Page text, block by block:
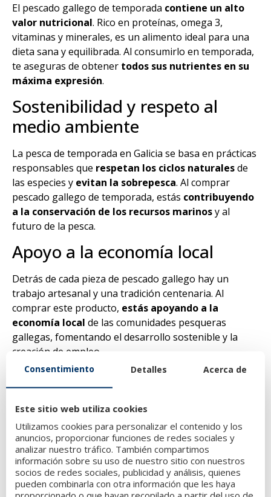
El pescado gallego de temporada contiene un alto
valor nutricional. Rico en proteínas, omega 3,
vitaminas y minerales, es un alimento ideal para una
dieta sana y equilibrada. Al consumirlo en temporada,
te aseguras de obtener todos sus nutrientes en su
máxima expresión.
Sostenibilidad y respeto al
medio ambiente
La pesca de temporada en Galicia se basa en prácticas
responsables que respetan los ciclos naturalesde
las especies y evitan la sobrepesca. Al comprar
pescado gallego de temporada, estás contribuyendo
a la conservación de los recursos marinosy al
futuro de la pesca.
Apoyo a la economía local
Detrás de cada pieza de pescado gallego hay un
trabajo artesanal y una tradición centenaria. Al
comprar este producto, estás apoyando a la
economía local de las comunidades pesqueras
gallegas, fomentando el desarrollo sostenible y la
creación de empleo.
Variedad para todos los gustos
Las costas gallegas ofrecen una
gustos y necesidades. Desdemerluza, lubina y
rodaballo, hastaberberechos, almejas y centollo
la temporada te permite descubrir nuevas especies y
disfrutar de una experiencia gastronómica única.
Consentimiento Detalles Acerca de
Este sitio web utiliza cookies
Utilizamos cookies para personalizar el contenido y los
anuncios, proporcionar funciones de redes sociales y
analizar nuestro tráfico. También compartimos
información sobre su uso de nuestro sitio con nuestros
socios de redes sociales, publicidad y análisis, quienes
pueden combinarla con otra información que les haya
proporcionado o que hayan recopilado a partir del uso de